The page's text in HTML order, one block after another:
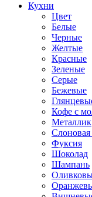
Кухни
Цвет
Белые
Черные
Желтые
Красные
Зеленые
Серые
Бежевые
Кофе с
Металлик
Слоновая
Фуксия
Шоколад
Шампань